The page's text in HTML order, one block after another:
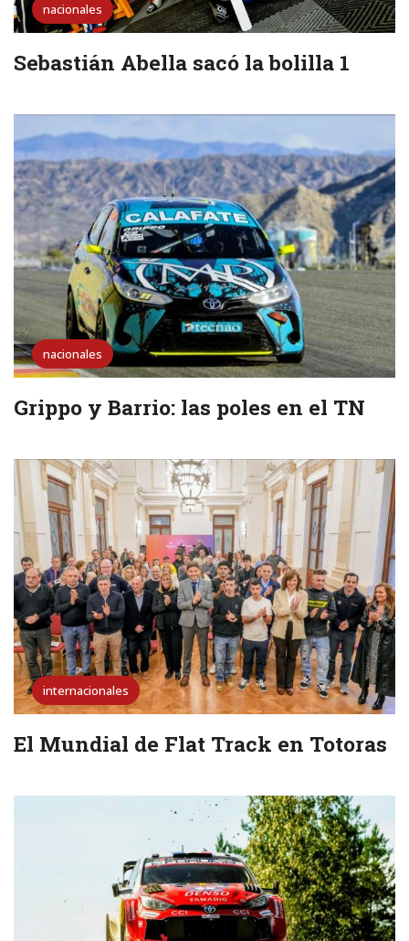
nacionales
Sebastián Abella sacó la bolilla 1
nacionales
Grippo y Barrio: las poles en el TN
internacionales
El Mundial de Flat Track en Totoras